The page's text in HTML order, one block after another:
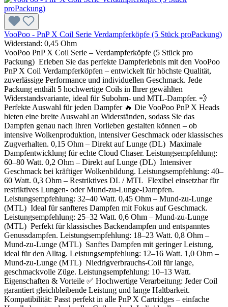
VooPoo - PnP X Coil Serie Verdampferköpfe (5 Stück proPackung)
Widerstand: 0,45 Ohm
VooPoo PnP X Coil Serie – Verdampferköpfe (5 Stück pro
Packung) Erleben Sie das perfekte Dampferlebnis mit den VooPoo
PnP X Coil Verdampferköpfen – entwickelt für höchste Qualität,
zuverlässige Performance und individuellen Geschmack. Jede
Packung enthält 5 hochwertige Coils in Ihrer gewählten
Widerstandsvariante, ideal für Subohm- und MTL-Dampfer. 💨
Perfekte Auswahl für jeden Dampfer 🔥 Die VooPoo PnP X Heads
bieten eine breite Auswahl an Widerständen, sodass Sie das
Dampfen genau nach Ihren Vorlieben gestalten können – ob
intensive Wolkenproduktion, intensiver Geschmack oder klassisches
Zugverhalten. 0,15 Ohm – Direkt auf Lunge (DL) Maximale
Dampfentwicklung für echte Cloud Chaser. Leistungsempfehlung:
60–80 Watt. 0,2 Ohm – Direkt auf Lunge (DL) Intensiver
Geschmack bei kräftiger Wolkenbildung. Leistungsempfehlung: 40–
60 Watt. 0,3 Ohm – Restriktives DL / MTL Flexibel einsetzbar für
restriktives Lungen- oder Mund-zu-Lunge-Dampfen.
Leistungsempfehlung: 32–40 Watt. 0,45 Ohm – Mund-zu-Lunge
(MTL) Ideal für sanfteres Dampfen mit Fokus auf Geschmack.
Leistungsempfehlung: 25–32 Watt. 0,6 Ohm – Mund-zu-Lunge
(MTL) Perfekt für klassisches Backendampfen und entspanntes
Genussdampfen. Leistungsempfehlung: 18–23 Watt. 0,8 Ohm –
Mund-zu-Lunge (MTL) Sanftes Dampfen mit geringer Leistung,
ideal für den Alltag. Leistungsempfehlung: 12–16 Watt. 1,0 Ohm –
Mund-zu-Lunge (MTL) Niedrigverbrauchs-Coil für lange,
geschmackvolle Züge. Leistungsempfehlung: 10–13 Watt.
Eigenschaften & Vorteile ✅ Hochwertige Verarbeitung: Jeder Coil
garantiert gleichbleibende Leistung und lange Haltbarkeit.
Kompatibilität: Passt perfekt in alle PnP X Cartridges – einfache